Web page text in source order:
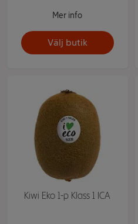
Mer info
Välj butik
Kiwi Eko 1-p Klass 1 ICA